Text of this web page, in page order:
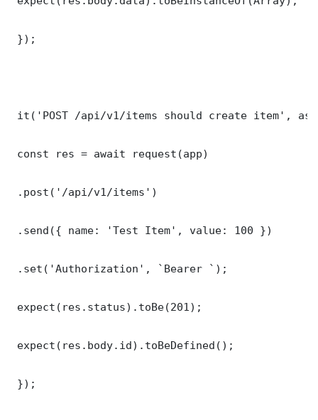
});
it('POST /api/v1/items should create item',
const res = await request(app)
.post('/api/v1/items')
.send({ name: 'Test Item', value: 100 })
.set('Authorization', `Bearer `);
expect(res.status).toBe(201);
expect(res.body.id).toBeDefined();
});